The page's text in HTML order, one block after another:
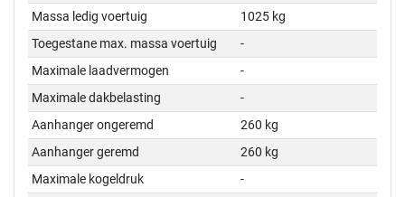
Massa ledig voertuig
1025 kg
Toegestane max. massa voertuig
-
Maximale laadvermogen
-
Maximale dakbelasting
-
Aanhanger ongeremd
260 kg
Aanhanger geremd
260 kg
Maximale kogeldruk
-